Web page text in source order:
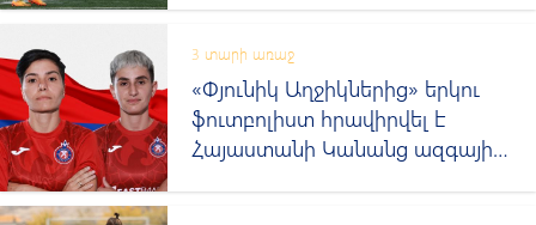
3 տարի առաջ
«Փյունիկ Աղջիկներից» երկու
ֆուտբոլիստ հրավիրվել է
Հայաստանի Կանանց ազգային